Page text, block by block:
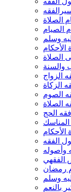
الصلاة
الصيام
وسلم
الصلاة
والسنة
الزواج
الزكاة
الصوم
الصلاة
فقه الحج
المناسك
الأحكام
الفقه
وأصوله
الفقهي
رمضان
وسلم
بالنعم